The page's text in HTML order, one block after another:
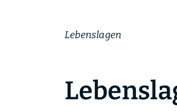
Lebenslagen